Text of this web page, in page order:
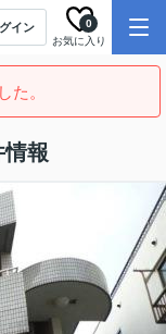
イン
お気に入り
0
た。
報